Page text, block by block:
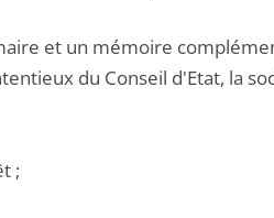
et un mémoire
du Conseil d'Etat, la
;